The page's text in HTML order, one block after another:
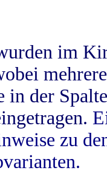
im
in der
zu